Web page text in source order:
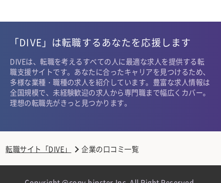
「DIVE」は転職するあなたを応援します
DIVEは、転職を考えるすべての人に最適な求人を提供する転
職支援サイトです。あなたに合ったキャリアを見つけるため、
多様な業種・職種の求人を紹介しています。豊富な求人情報は
全国規模で、未経験歓迎の求人から専門職まで幅広くカバー。
理想の転職先がきっと見つかります。
転職サイト「DIVE」 企業の口コミ一覧